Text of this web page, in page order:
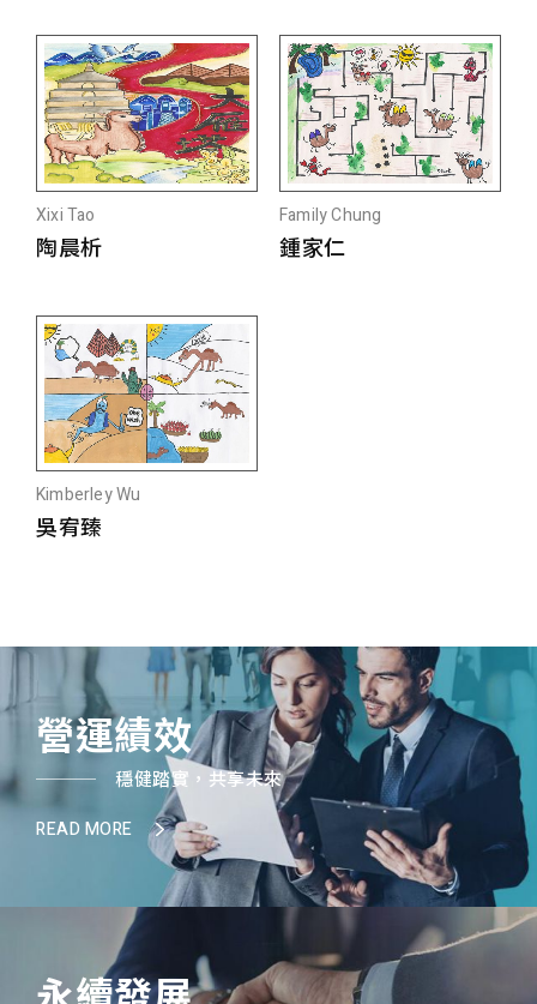
Xixi Tao
陶晨析
Family Chung
鍾家仁
Kimberley Wu
吳宥臻
營運績效
穩健踏實，共享未來
READ MORE